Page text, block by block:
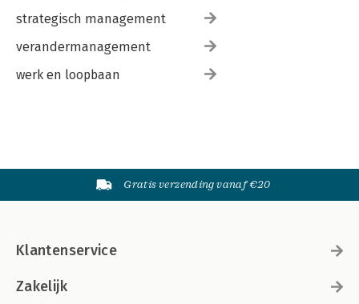
strategisch management
verandermanagement
werk en loopbaan
Gratis verzending vanaf €20
Klantenservice
Zakelijk